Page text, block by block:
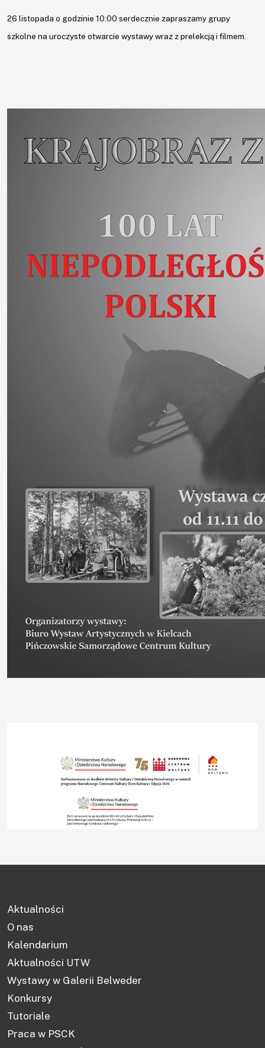
Konkursy
rynku
26 listopada o godzinie 10:00 serdecznie zapraszamy grupy
szkolne na uroczyste otwarcie wystawy wraz z prelekcją i filmem.
Aktualności
O nas
Kalendarium
Aktualności UTW
Wystawy w Galerii Belweder
Konkursy
Tutoriale
Praca w PSCK